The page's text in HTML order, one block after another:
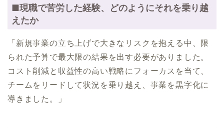
■現職で苦労した経験、どのようにそれを乗り越
えたか
「新規事業の立ち上げで大きなリスクを抱える中、限
られた予算で最大限の結果を出す必要がありました。
コスト削減と収益性の高い戦略にフォーカスを当て、
チームをリードして状況を乗り越え、事業を黒字化に
導きました。」